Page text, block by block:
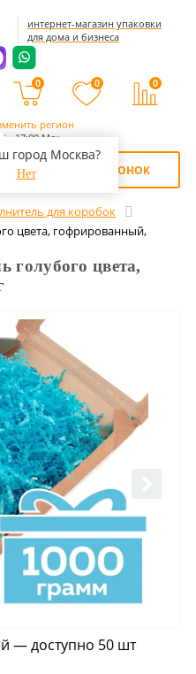
регион
город Москва?
Нет
- 17:00 Мск
интернет-магазин упаковки
для дома и бизнеса
0 0 0
ОБРАТНЫЙ ЗВОНОК
для коробок
цвета, гофрированный,
голубого цвета,
— доступно 50 шт